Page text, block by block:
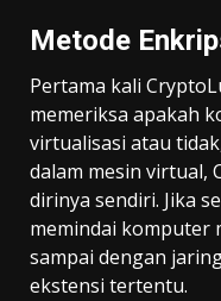
Metode
Pertama kali
memeriksa apakah
virtualisasi atau
dalam mesin virtual,
dirinya sendiri. Jika
memindai komputer
sampai dengan
ekstensi tertentu.